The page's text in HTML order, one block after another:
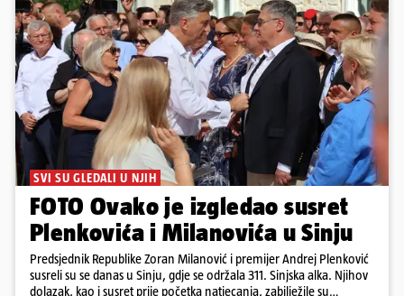
SVI SU GLEDALI U NJIH
FOTO Ovako je izgledao susret
Plenkovića i Milanovića u Sinju
Predsjednik Republike Zoran Milanović i premijer Andrej Plenković
susreli su se danas u Sinju, gdje se održala 311. Sinjska alka. Njihov
dolazak, kao i susret prije početka natjecanja, zabilježile su